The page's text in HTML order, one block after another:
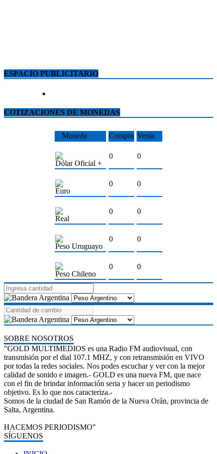
ESPACIO PUBLICITARIO
COTIZACIONES DE MONEDAS
Moneda Compra Venta
Dólar Oficial +
0 0
Euro
0 0
Real
0 0
Peso Uruguayo
0 0
Peso Chileno
0 0
SOBRE NOSOTROS
"GOLD MULTIMEDIOS es una Radio FM audiovisual, con
transmisión por el dial 107.1 MHZ, y con retransmisión en VIVO
por todas la redes sociales. Nos podes escuchar y ver con la mejor
calidad de sonido e imagen.- GOLD es una nueva FM, que nace
con el fin de brindar información seria y hacer un periodismo
objetivo. Es lo que nos caracteriza.-
Somos de la ciudad de San Ramón de la Nueva Orán, provincia de
Salta, Argentina.
HACEMOS PERIODISMO"
SÍGUENOS